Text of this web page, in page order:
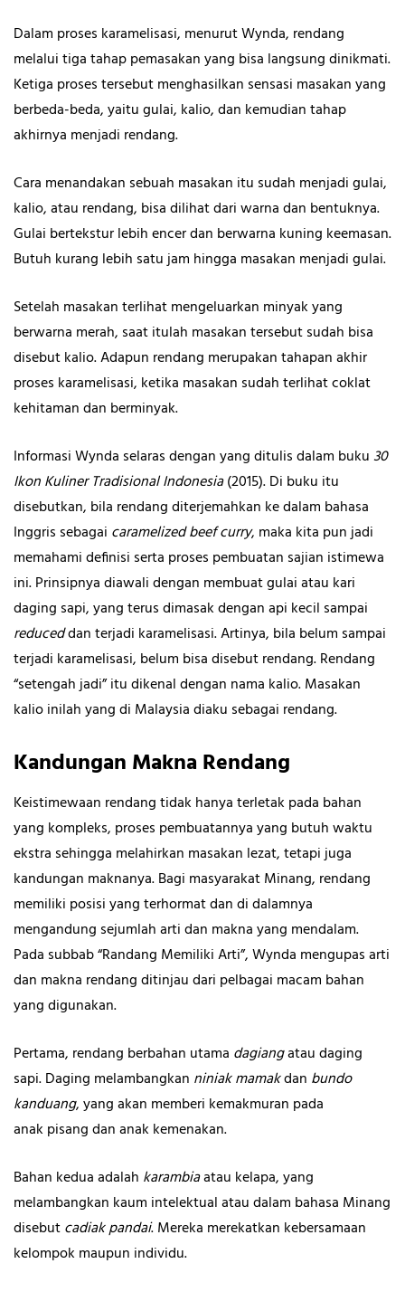
Dalam proses karamelisasi, menurut Wynda, rendang
melalui tiga tahap pemasakan yang bisa langsung dinikmati.
Ketiga proses tersebut menghasilkan sensasi masakan yang
berbeda-beda, yaitu gulai, kalio, dan kemudian tahap
akhirnya menjadi rendang.
Cara menandakan sebuah masakan itu sudah menjadi gulai,
kalio, atau rendang, bisa dilihat dari warna dan bentuknya.
Gulai bertekstur lebih encer dan berwarna kuning keemasan.
Butuh kurang lebih satu jam hingga masakan menjadi gulai.
Setelah masakan terlihat mengeluarkan minyak yang
berwarna merah, saat itulah masakan tersebut sudah bisa
disebut kalio. Adapun rendang merupakan tahapan akhir
proses karamelisasi, ketika masakan sudah terlihat coklat
kehitaman dan berminyak.
Informasi Wynda selaras dengan yang ditulis dalam buku30
Ikon Kuliner Tradisional Indonesia(2015). Di buku itu
disebutkan, bila rendang diterjemahkan ke dalam bahasa
Inggris sebagai caramelized beef curry, maka kita pun jadi
memahami definisi serta proses pembuatan sajian istimewa
ini. Prinsipnya diawali dengan membuat gulai atau kari
daging sapi, yang terus dimasak dengan api kecil sampai
reduceddan terjadi karamelisasi. Artinya, bila belum sampai
terjadi karamelisasi, belum bisa disebut rendang. Rendang
“setengah jadi” itu dikenal dengan nama kalio. Masakan
kalio inilah yang di Malaysia diaku sebagai rendang.
Kandungan Makna Rendang
Keistimewaan rendang tidak hanya terletak pada bahan
yang kompleks, proses pembuatannya yang butuh waktu
ekstra sehingga melahirkan masakan lezat, tetapi juga
kandungan maknanya. Bagi masyarakat Minang, rendang
memiliki posisi yang terhormat dan di dalamnya
mengandung sejumlah arti dan makna yang mendalam.
Pada subbab “Randang Memiliki Arti”, Wynda mengupas arti
dan makna rendang ditinjau dari pelbagai macam bahan
yang digunakan.
Pertama, rendang berbahan utama dagiangatau daging
sapi. Daging melambangkan niniakmamakdan bundo
kanduang, yang akan memberi kemakmuran pada
anak pisang dan anak kemenakan.
Bahan kedua adalah karambiaatau kelapa, yang
melambangkan kaum intelektual atau dalam bahasa Minang
disebutcadiak pandai. Mereka merekatkan kebersamaan
kelompok maupun individu.